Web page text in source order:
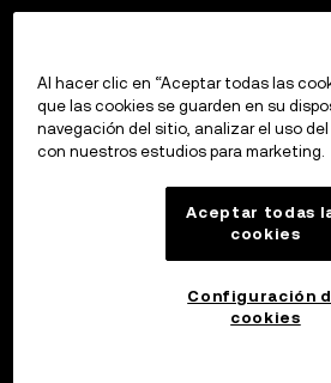
Calculadora de criptomonedas
Al hacer clic en “Aceptar todas las
que las cookies se guarden en su
navegación del sitio, analizar el uso del
con nuestros estudios para marketing.
Aceptar todas
cookies
Configuración
cookies